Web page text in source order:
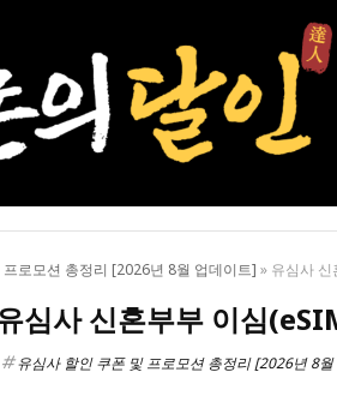
로모션 총정리 [2026년 8월 업데이트] » 유심사
심사 신혼부부 이심
유심사 할인 쿠폰 및 프로모션 총정리 [2026년 8